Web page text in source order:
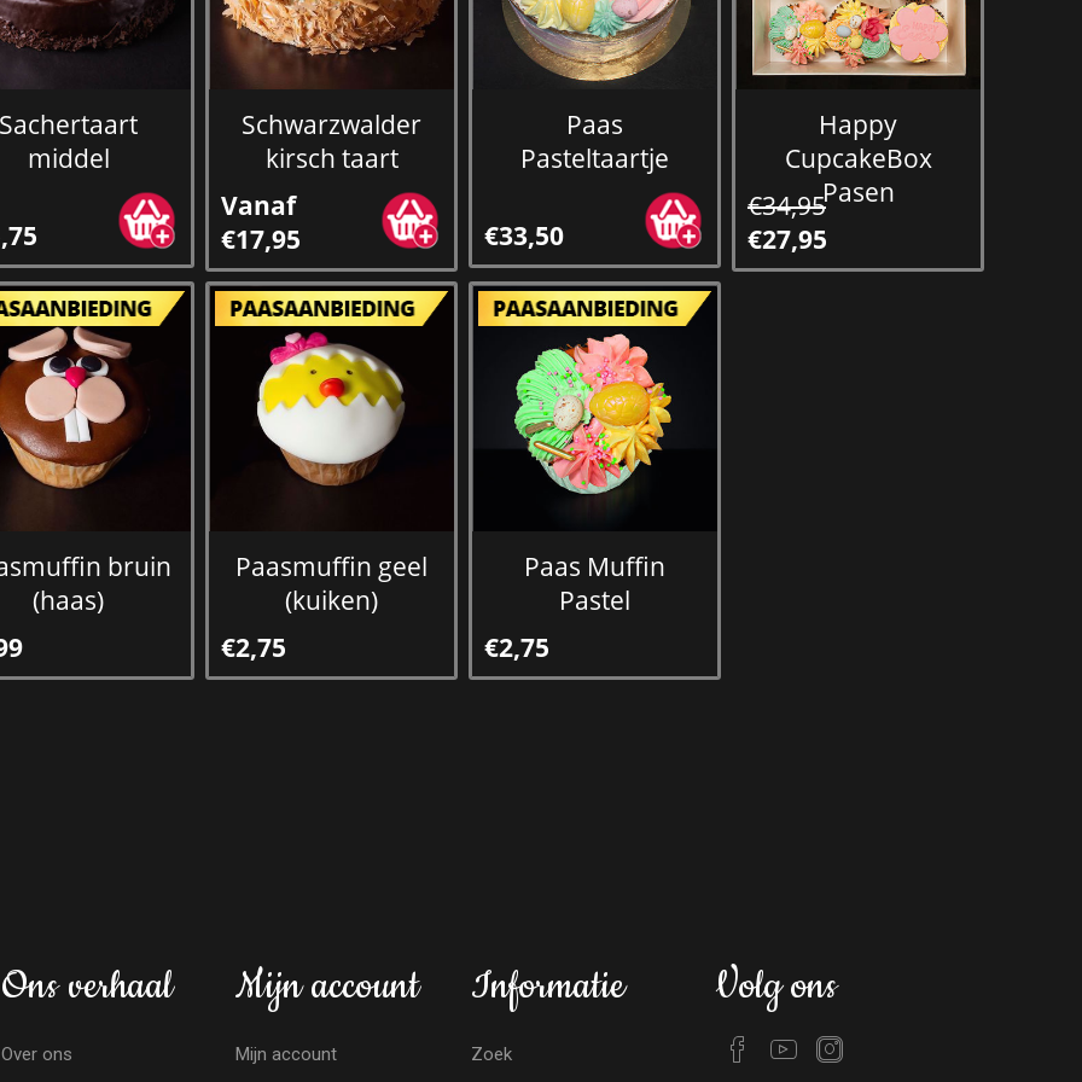
Sachertaart
middel
Schwarzwalder
kirsch taart
Vanaf
€17,95
Paas
Pasteltaartje
€33,50
Happy
CupcakeBox
Pasen
€34,95
€27,95
bruin
(haas)
Paasmuffin geel
(kuiken)
€2,75
Paas Muffin
Pastel
€2,75
Ons verhaal
Over ons
Mijn account
Mijn account
Informatie
Zoek
Volg ons